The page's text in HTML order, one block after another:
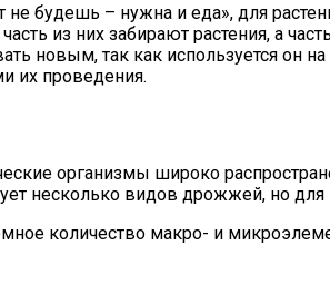
не будешь – нужна и еда», для
из них забирают растения, а
новым, так как используется
их проведения.
организмы широко
несколько видов дрожжей, но
количество макро- и